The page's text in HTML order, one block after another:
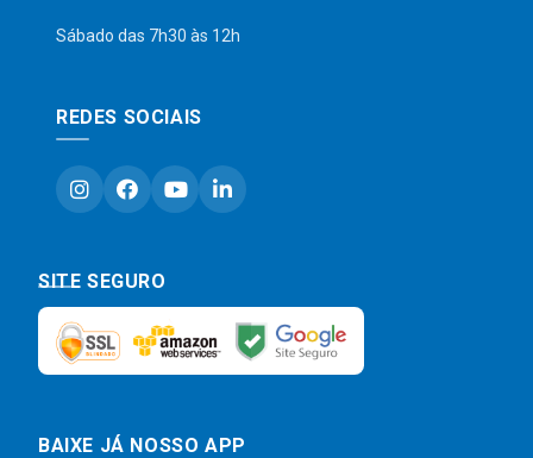
Sábado das 7h30 às 12h
REDES SOCIAIS
SITE SEGURO
BAIXE JÁ NOSSO APP